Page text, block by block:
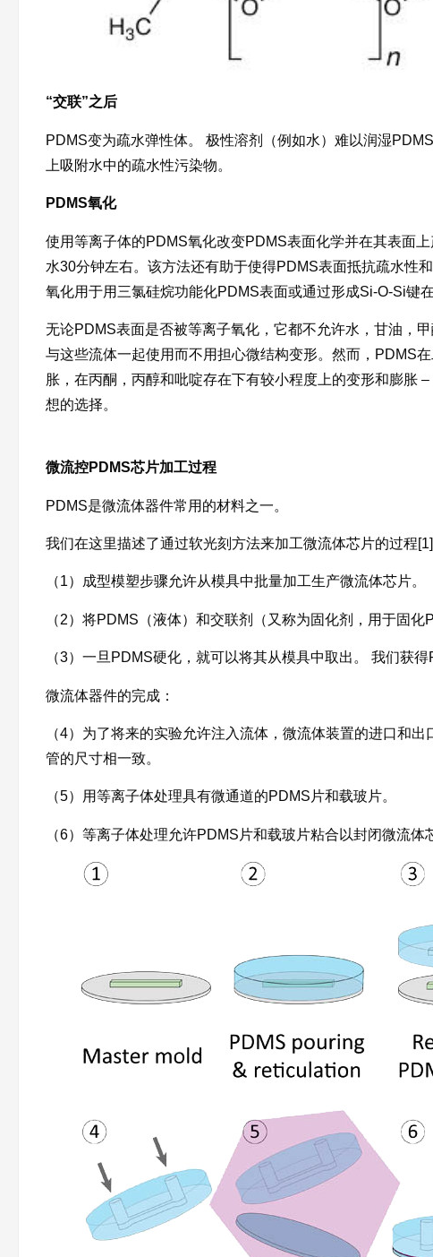
“交联”之后
PDMS变为疏水弹性体。 极性溶剂（例如水）难以润湿
上吸附水中的疏水性污染物。
PDMS氧化
使用等离子体的PDMS氧化改变PDMS表面化学并在其表面
水30分钟左右。该方法还有助于使得PDMS表面抵抗疏水性
氧化用于用三氯硅烷功能化PDMS表面或通过形成Si-O-Si键
无论PDMS表面是否被等离子氧化，它都不允许水，甘油，
与这些流体一起使用而不用担心微结构变形。然而，PDMS
胀，在丙酮，丙醇和吡啶存在下有较小程度上的变形和膨胀
想的选择。
微流控PDMS芯片加工过程
PDMS是微流体器件常用的材料之一。
我们在这里描述了通过软光刻方法来加工微流体芯片的过程
（1）成型模塑步骤允许从模具中批量加工生产微流体芯片。
（2）将PDMS（液体）和交联剂（又称为固化剂，用于固
（3）一旦PDMS硬化，就可以将其从模具中取出。 我们获
微流体器件的完成：
（4）为了将来的实验允许注入流体，微流体装置的进口和
管的尺寸相一致。
（5）用等离子体处理具有微通道的PDMS片和载玻片。
（6）等离子体处理允许PDMS片和载玻片粘合以封闭微流体